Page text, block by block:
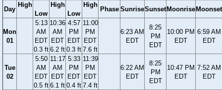
Day
High
Low
High
Low
High
Phase SunriseSunsetMoonriseMoonset
Mon
01
5:13
AM
EDT
0.3 ft
10:36
AM
EDT
6.2 ft
4:57
PM
EDT
0.3 ft
11:00
PM
EDT
7.6 ft
6:23 AM
EDT
8:25
PM
EDT
10:00 PM
EDT
6:59 AM
EDT
Tue
02
5:50
AM
EDT
0.5 ft
11:17
AM
EDT
6.1 ft
5:33
PM
EDT
0.4 ft
11:39
PM
EDT
7.4 ft
6:22 AM
EDT
8:25
PM
EDT
10:47 PM
EDT
7:52 AM
EDT